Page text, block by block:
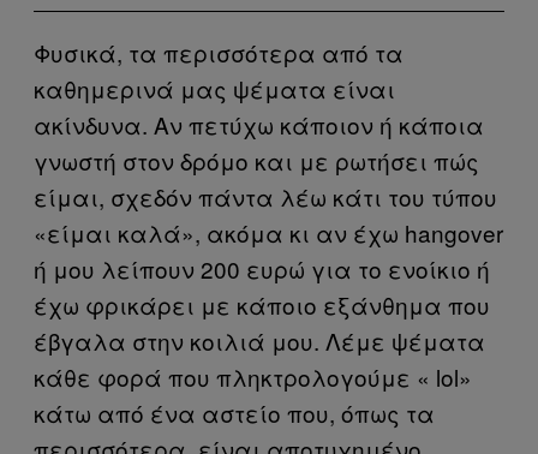
Φυσικά, τα περισσότερα από τα
καθημερινά μας ψέματα είναι
ακίνδυνα. Αν πετύχω κάποιον ή κάποια
γνωστή στον δρόμο και με ρωτήσει πώς
είμαι, σχεδόν πάντα λέω κάτι του τύπου
«είμαι καλά», ακόμα κι αν έχω hangover
ή μου λείπουν 200 ευρώ για το ενοίκιο ή
έχω φρικάρει με κάποιο εξάνθημα που
έβγαλα στην κοιλιά μου. Λέμε ψέματα
κάθε φορά που πληκτρολογούμε « lol»
κάτω από ένα αστείο που, όπως τα